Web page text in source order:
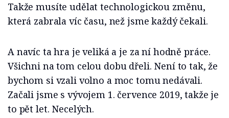
Takže musíte udělat technologickou změnu,
která zabrala víc času, než jsme každý čekali.
A navíc ta hra je veliká a je za ní hodně práce.
Všichni na tom celou dobu dřeli. Není to tak, že
bychom si vzali volno a moc tomu nedávali.
Začali jsme s vývojem 1. července 2019, takže je
to pět let. Necelých.